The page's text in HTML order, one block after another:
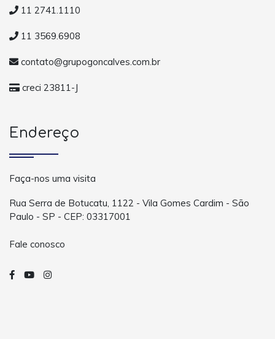
11 2741.1110
11 3569.6908
contato@grupogoncalves.com.br
creci 23811-J
Endereço
Faça-nos uma visita
Rua Serra de Botucatu, 1122 - Vila Gomes Cardim - São
Paulo - SP - CEP: 03317001
Fale conosco